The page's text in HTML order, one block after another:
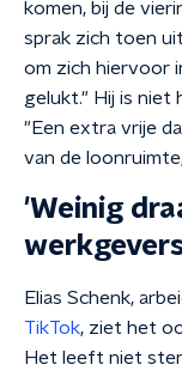
komen, bij de
sprak zich toen
om zich hiervoor
gelukt." Hij is niet
"Een extra vrije
van de
'Weinig
Elias Schenk,
TikTok, ziet het
Het leeft niet